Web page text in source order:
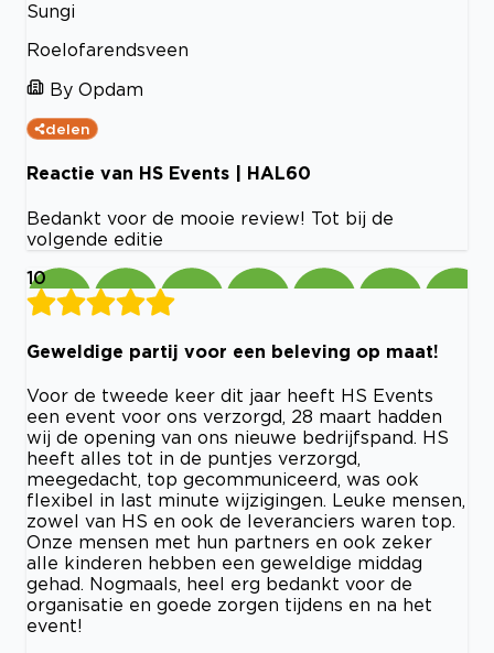
Sungi
Roelofarendsveen
By Opdam
delen
Reactie van HS Events | HAL60
Bedankt voor de mooie review! Tot bij de
volgende editie
10
Geweldige partij voor een beleving op maat!
Voor de tweede keer dit jaar heeft HS Events
een event voor ons verzorgd, 28 maart hadden
wij de opening van ons nieuwe bedrijfspand. HS
heeft alles tot in de puntjes verzorgd,
meegedacht, top gecommuniceerd, was ook
flexibel in last minute wijzigingen. Leuke mensen,
zowel van HS en ook de leveranciers waren top.
Onze mensen met hun partners en ook zeker
alle kinderen hebben een geweldige middag
gehad. Nogmaals, heel erg bedankt voor de
organisatie en goede zorgen tijdens en na het
event!